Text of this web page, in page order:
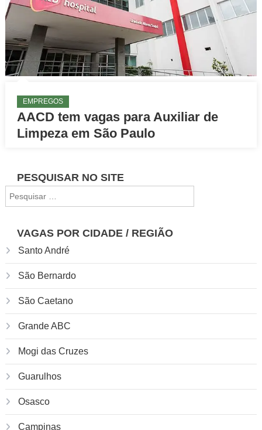
EMPREGOS
AACD tem vagas para Auxiliar de
Limpeza em São Paulo
PESQUISAR NO SITE
por:
VAGAS POR CIDADE / REGIÃO
Santo André
São Bernardo
São Caetano
Grande ABC
Mogi das Cruzes
Guarulhos
Osasco
Campinas